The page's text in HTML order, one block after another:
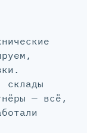
склады
— всё,